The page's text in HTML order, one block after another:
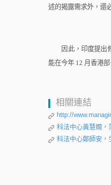
述的揭露需求外，還
因此，印度提出
能在今年 12 月香港
相關連結
http://
科法中心黃慧嫺，
科法中心鄭師安，